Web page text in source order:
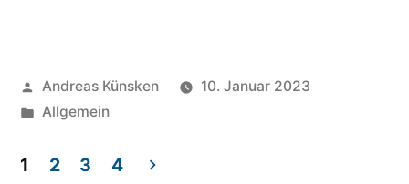
Andreas Künsken
10. Januar 2023
Allgemein
1 2 3 4